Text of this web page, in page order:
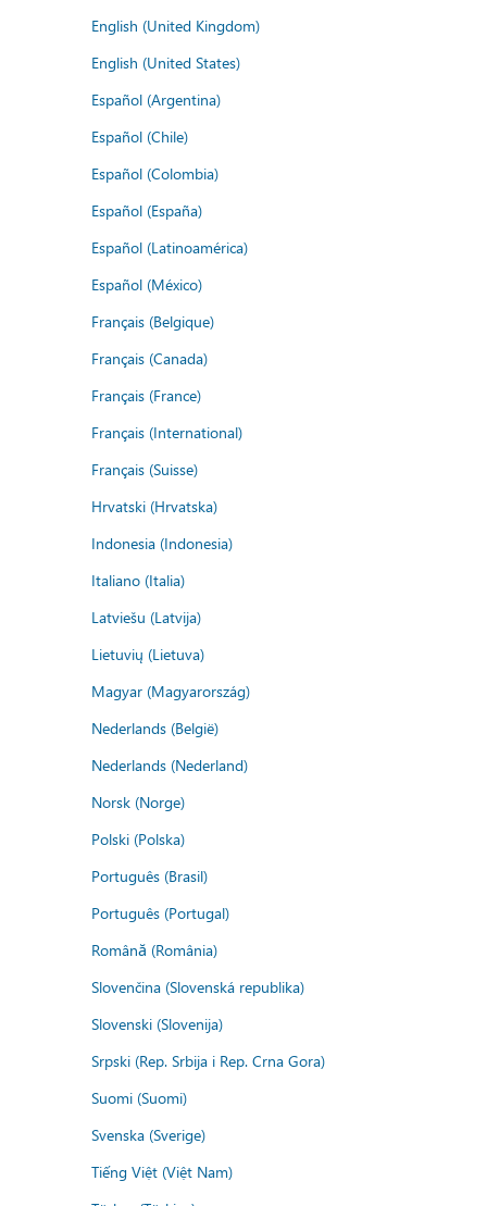
English (United Kingdom)
English (United States)
Español (Argentina)
Español (Chile)
Español (Colombia)
Español (España)
Español (Latinoamérica)
Español (México)
Français (Belgique)
Français (Canada)
Français (France)
Français (International)
Français (Suisse)
Hrvatski (Hrvatska)
Indonesia (Indonesia)
Italiano (Italia)
Latviešu (Latvija)
Lietuvių (Lietuva)
Magyar (Magyarország)
Nederlands (België)
Nederlands (Nederland)
Norsk (Norge)
Polski (Polska)
Português (Brasil)
Português (Portugal)
Română (România)
Slovenčina (Slovenská republika)
Slovenski (Slovenija)
Srpski (Rep. Srbija i Rep. Crna Gora)
Suomi (Suomi)
Svenska (Sverige)
Tiếng Việt (Việt Nam)